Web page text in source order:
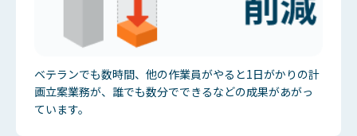
ベテランでも数時間、他の作業員がやると1日がかりの計
画立案業務が、誰でも数分でできるなどの成果があがっ
ています。